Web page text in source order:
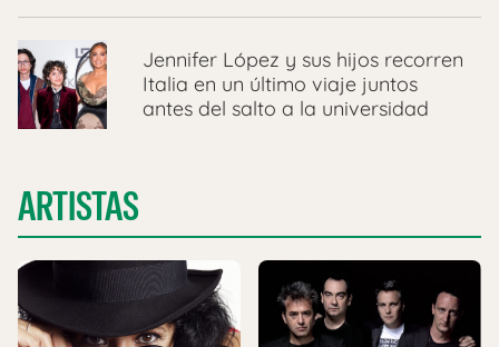
Jennifer López y sus hijos recorren
Italia en un último viaje juntos
antes del salto a la universidad
ARTISTAS